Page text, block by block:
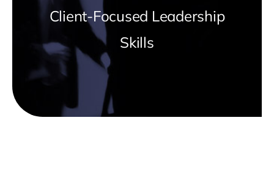
Client-Focused Leadership
Skills